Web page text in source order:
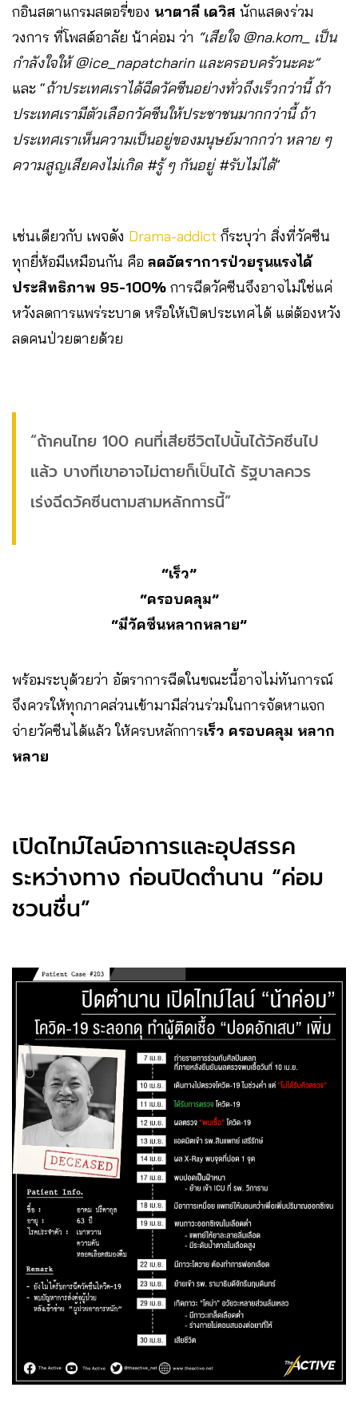
กอินสตาแกรมสตอรี่ของ นาตาลี เดวิส นักแสดงร่วม
วงการ ที่โพสต์อาลัย น้าค่อม ว่า “เสียใจ @na.kom_ เป็น
กำลังใจให้ @ice_napatcharin และครอบครัวนะคะ”
และ “ถ้าประเทศเราได้ฉีดวัคซีนอย่างทั่วถึงเร็วกว่านี้ ถ้า
ประเทศเรามีตัวเลือกวัคซีนให้ประชาชนมากกว่านี้ ถ้า
ประเทศเราเห็นความเป็นอยู่ของมนุษย์มากกว่า หลาย ๆ
ความสูญเสียคงไม่เกิด #รู้ ๆ กันอยู่ #รับไม่ได้”
เช่นเดียวกับ เพจดัง Drama-addict ก็ระบุว่า สิ่งที่วัคซีน
ทุกยี่ห้อมีเหมือนกัน คือ ลดอัตราการป่วยรุนแรงได้
ประสิทธิภาพ 95-100% การฉีดวัคซีนจึงอาจไม่ใช่แค่
หวังลดการแพร่ระบาด หรือให้เปิดประเทศได้ แต่ต้องหวัง
ลดคนป่วยตายด้วย
“ถ้าคนไทย 100 คนที่เสียชีวิตไปนั้นได้วัคซีนไป
แล้ว บางทีเขาอาจไม่ตายก็เป็นได้ รัฐบาลควร
เร่งฉีดวัคซีนตามสามหลักการนี้”
“เร็ว”
“ครอบคลุม”
“มีวัคซีนหลากหลาย”
พร้อมระบุด้วยว่า อัตราการฉีดในขณะนี้อาจไม่ทันการณ์
จึงควรให้ทุกภาคส่วนเข้ามามีส่วนร่วมในการจัดหาแจก
จ่ายวัคซีนได้แล้ว ให้ครบหลักการเร็ว ครอบคลุม หลาก
หลาย
เปิดไทม์ไลน์อาการและอุปสรรค
ระหว่างทาง ก่อนปิดตำนาน “ค่อม
ชวนชื่น”